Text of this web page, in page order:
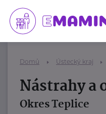
Domů Ústecký kraj
Nástrahy a
Okres Teplice